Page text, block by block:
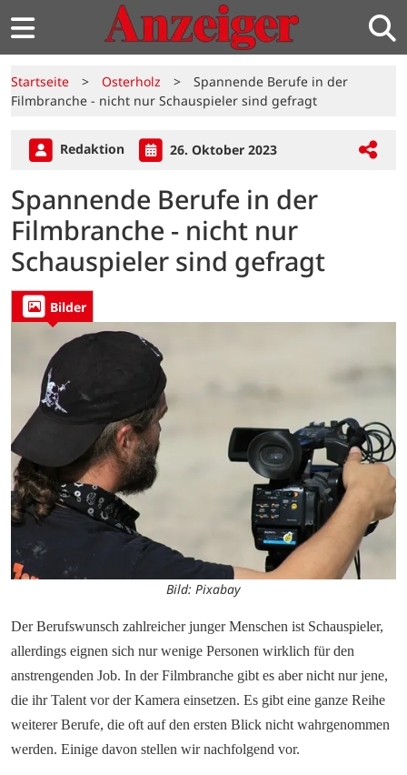
Startseite > Osterholz >
Spannende Berufe in der
Filmbranche - nicht nur Schauspieler sind gefragt
Redaktion 26. Oktober 2023
Spannende Berufe in der
Filmbranche - nicht nur
Schauspieler sind gefragt
Bilder
Bild: Pixabay
Der Berufswunsch zahlreicher junger Menschen ist Schauspieler,
allerdings eignen sich nur wenige Personen wirklich für den
anstrengenden Job. In der Filmbranche gibt es aber nicht nur jene,
die ihr Talent vor der Kamera einsetzen. Es gibt eine ganze Reihe
weiterer Berufe, die oft auf den ersten Blick nicht wahrgenommen
werden. Einige davon stellen wir nachfolgend vor.